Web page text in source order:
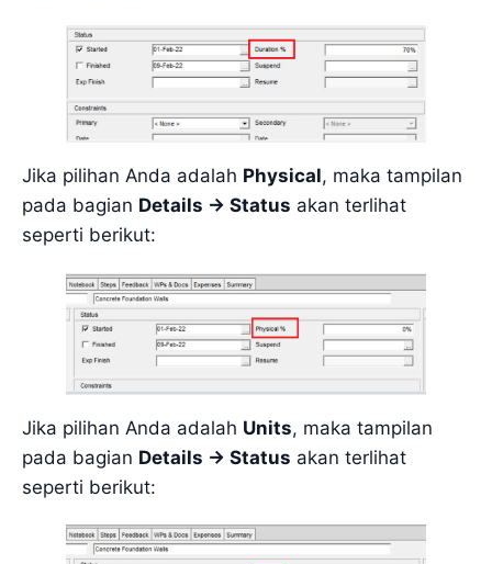
Jika pilihan Anda adalah Physical, maka tampilan
pada bagian Details -> Status akan terlihat
seperti berikut:
Jika pilihan Anda adalah Units, maka tampilan
pada bagian Details -> Status akan terlihat
seperti berikut: